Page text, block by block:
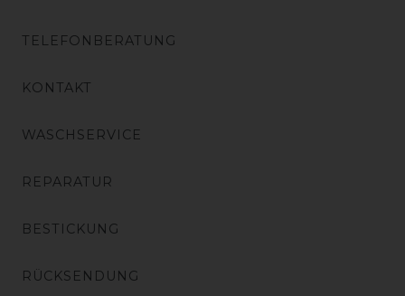
TELEFONBERATUNG
KONTAKT
WASCHSERVICE
REPARATUR
BESTICKUNG
RÜCKSENDUNG